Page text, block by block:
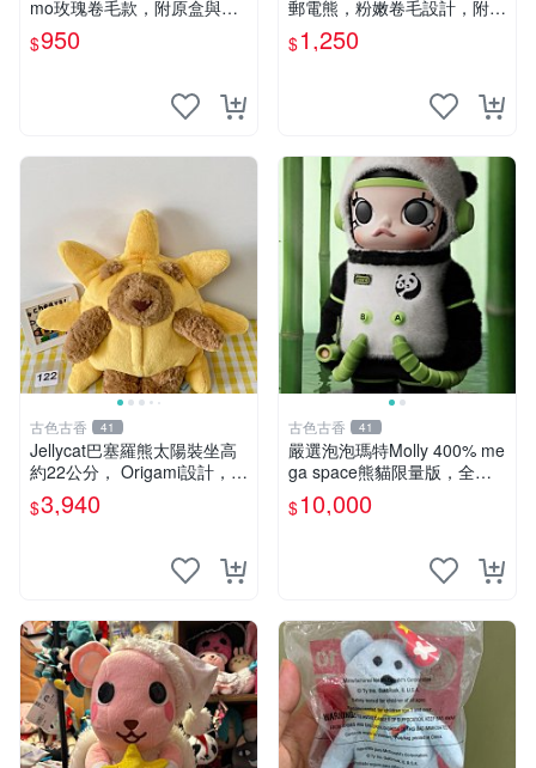
mo玫瑰卷毛款，附原盒與吊
牌，粉嫩可愛入手即柔軟～
玫瑰卷毛 郵電熊 正品
$950
郵電熊，粉嫩卷毛設計，附原
裝包裝與吊牌，超Recomme
nded收藏品 1095 玩偶 包裝
$1,250
古色古香 41
Jellycat巴塞羅熊太陽裝坐高
約22公分， Origami設計，來
自越南。嚴選 Recommendat
ion！巴塞羅、 Origami熊、J
$3,940
古色古香 41
嚴選泡泡瑪特Molly 400% me
ga space熊貓限量版，全新
附原Packaging。拍下即視頻
確認。 泡泡瑪特 Molly 400%
$10,000